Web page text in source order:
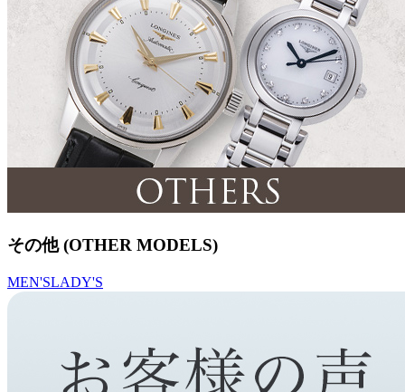
その他 (OTHER MODELS)
MEN'SLADY'S